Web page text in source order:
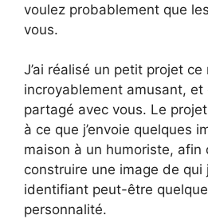
voulez probablement que
vous.
J’ai réalisé un petit projet
incroyablement amusant, et
partagé avec vous. Le
à ce que j’envoie quelques
maison à un humoriste, afin
construire une image de qui
identifiant peut-être
personnalité.